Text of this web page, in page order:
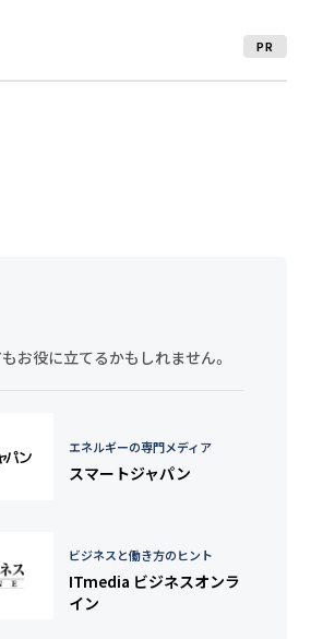
PR
お役に立てるかもしれません。
エネルギーの専門メディア
スマートジャパン
ビジネスと働き方のヒント
ITmedia ビジネスオンラ
イン